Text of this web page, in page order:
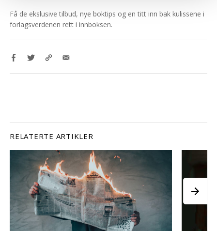
Få de ekslusive tilbud, nye boktips og en titt inn bak kulissene i
forlagsverdenen rett i innboksen.
RELATERTE ARTIKLER